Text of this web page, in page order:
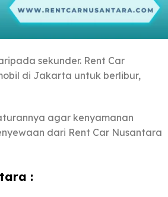
sekunder. Rent Car
di Jakarta untuk berlibur,
agar kenyamanan
dari Rent Car Nusantara
: